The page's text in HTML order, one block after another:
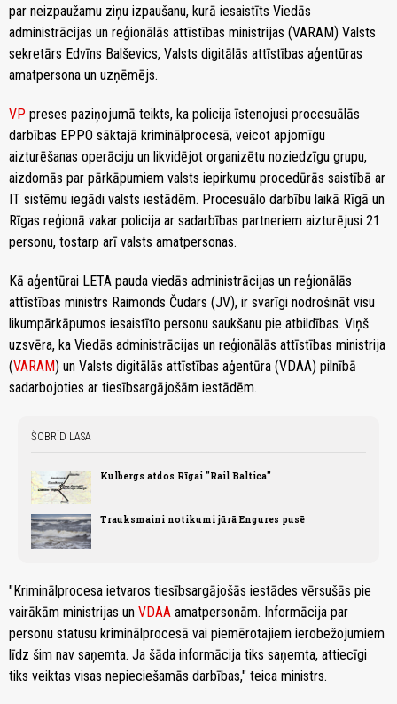
par neizpaužamu ziņu izpaušanu, kurā iesaistīts Viedās
administrācijas un reģionālās attīstības ministrijas (VARAM) Valsts
sekretārs Edvīns Balševics, Valsts digitālās attīstības aģentūras
amatpersona un uzņēmējs.
VP preses paziņojumā teikts, ka policija īstenojusi procesuālās
darbības EPPO sāktajā kriminālprocesā, veicot apjomīgu
aizturēšanas operāciju un likvidējot organizētu noziedzīgu grupu,
aizdomās par pārkāpumiem valsts iepirkumu procedūrās saistībā ar
IT sistēmu iegādi valsts iestādēm. Procesuālo darbību laikā Rīgā un
Rīgas reģionā vakar policija ar sadarbības partneriem aizturējusi 21
personu, tostarp arī valsts amatpersonas.
Kā aģentūrai LETA pauda viedās administrācijas un reģionālās
attīstības ministrs Raimonds Čudars (JV), ir svarīgi nodrošināt visu
likumpārkāpumos iesaistīto personu saukšanu pie atbildības. Viņš
uzsvēra, ka Viedās administrācijas un reģionālās attīstības ministrija
(VARAM) un Valsts digitālās attīstības aģentūra (VDAA) pilnībā
sadarbojoties ar tiesībsargājošām iestādēm.
ŠOBRĪD LASA
Kulbergs atdos Rīgai "Rail Baltica"
Trauksmaini notikumi jūrā Engures pusē
"Kriminālprocesa ietvaros tiesībsargājošās iestādes vērsušās pie
vairākām ministrijas un VDAA amatpersonām. Informācija par
personu statusu kriminālprocesā vai piemērotajiem ierobežojumiem
līdz šim nav saņemta. Ja šāda informācija tiks saņemta, attiecīgi
tiks veiktas visas nepieciešamās darbības," teica ministrs.